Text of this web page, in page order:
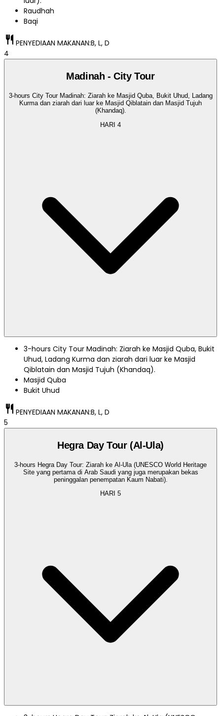
Raudhah
Baqi
restaurant PENYEDIAAN MAKANAN:B, L, D
4
Madinah - City Tour
3-hours City Tour Madinah: Ziarah ke Masjid Quba, Bukit Uhud, Ladang
Kurma dan ziarah dari luar ke Masjid Qiblatain dan Masjid Tujuh
(Khandaq).
HARI 4
3-hours City Tour Madinah: Ziarah ke Masjid Quba, Bukit
Uhud, Ladang Kurma dan ziarah dari luar ke Masjid
Qiblatain dan Masjid Tujuh (Khandaq).
Masjid Quba
Bukit Uhud
restaurant PENYEDIAAN MAKANAN:B, L, D
5
Hegra Day Tour (Al-Ula)
3-hours Hegra Day Tour: Ziarah ke Al-Ula (UNESCO World Heritage
Site yang pertama di Arab Saudi yang juga merupakan bekas
peninggalan penempatan Kaum Nabati).
HARI 5